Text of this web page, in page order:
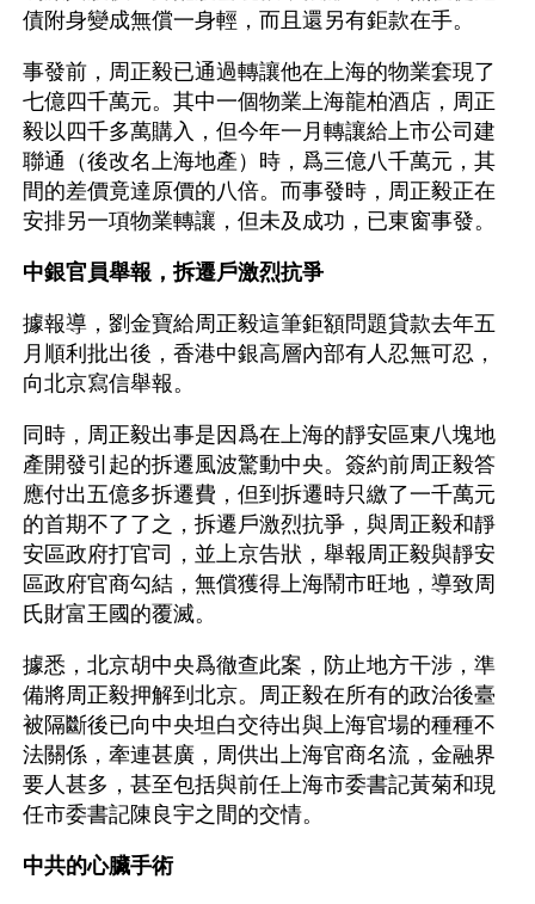
債附身變成無償一身輕，而且還另有鉅款在手。
事發前，周正毅已通過轉讓他在上海的物業套現了
七億四千萬元。其中一個物業上海龍柏酒店，周正
毅以四千多萬購入，但今年一月轉讓給上市公司建
聯通（後改名上海地產）時，爲三億八千萬元，其
間的差價竟達原價的八倍。而事發時，周正毅正在
安排另一項物業轉讓，但未及成功，已東窗事發。
中銀官員舉報，拆遷戶激烈抗爭
據報導，劉金寶給周正毅這筆鉅額問題貸款去年五
月順利批出後，香港中銀高層內部有人忍無可忍，
向北京寫信舉報。
同時，周正毅出事是因爲在上海的靜安區東八塊地
產開發引起的拆遷風波驚動中央。簽約前周正毅答
應付出五億多拆遷費，但到拆遷時只繳了一千萬元
的首期不了了之，拆遷戶激烈抗爭，與周正毅和靜
安區政府打官司，並上京告狀，舉報周正毅與靜安
區政府官商勾結，無償獲得上海鬧市旺地，導致周
氏財富王國的覆滅。
據悉，北京胡中央爲徹查此案，防止地方干涉，準
備將周正毅押解到北京。周正毅在所有的政治後臺
被隔斷後已向中央坦白交待出與上海官場的種種不
法關係，牽連甚廣，周供出上海官商名流，金融界
要人甚多，甚至包括與前任上海市委書記黃菊和現
任市委書記陳良宇之間的交情。
中共的心臟手術